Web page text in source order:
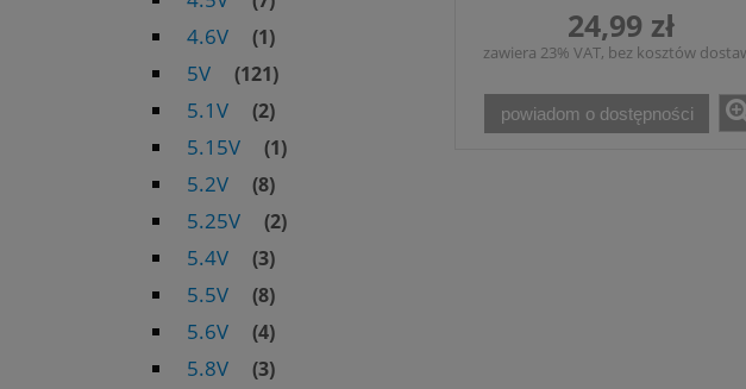
4.6V (1)
5V (121)
5.1V (2)
5.15V (1)
5.2V (8)
5.25V (2)
5.4V (3)
5.5V (8)
5.6V (4)
5.8V (3)
24,99 zł
zawiera 23% VAT, bez kosztów
powiadom o dostępności